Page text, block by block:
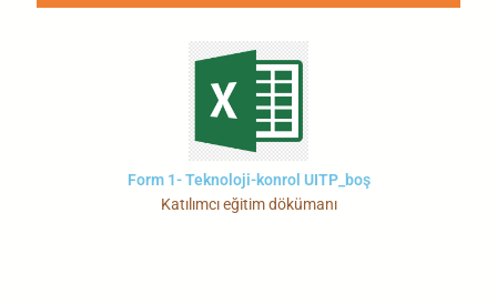
Form 1- Teknoloji-konrol UITP_boş
Katılımcı eğitim dökümanı